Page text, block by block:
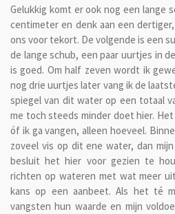
Gelukkig komt er ook nog een lange
centimeter en denk aan een
ons voor tekort. De volgende is een
de lange schub, een paar uurtjes in
is goed. Om half zeven wordt ik
nog drie uurtjes later vang ik de
spiegel van dit water op een totaal
me toch steeds minder doet hier.
óf ik ga vangen, alleen hoeveel.
zoveel vis op dit ene water, dan
besluit het hier voor gezien te
richten op wateren met wat meer
kans op een aanbeet. Als het té
vangsten hun waarde en mijn